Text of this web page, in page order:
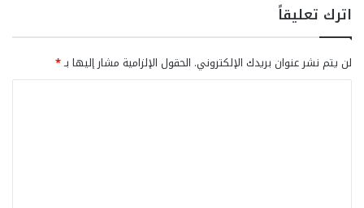
اترك تعليقاً
لن يتم نشر عنوان بريدك الإلكتروني. الحقول الإلزامية مشار إليها بـ*